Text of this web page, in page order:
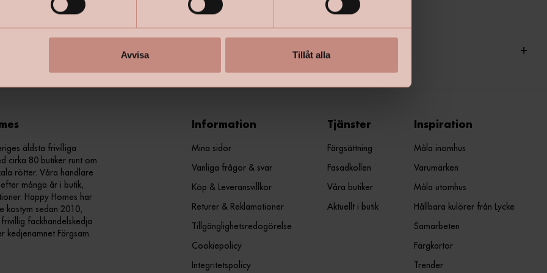
Avvisa Tillåt alla
Specifikationer +
äldsta frivilliga
cirka 80 butiker runt om
rötter. Våra handlare
många år i butik,
Happy Homes har
kostym sedan 2010,
fackhandelskedja
kedjenamnet Färgsam.
Information
Mina sidor
Vanliga frågor & svar
Köp & Leveransvillkor
Returer & Reklamationer
Tillgänglighetsredogörelse
Cookiepolicy
Integritetspolicy
Tjänster
Färgsättning
Fasadkollen
Våra butiker
Aktuellt i butik
Inspiration
Måla inomhus
Varumärken
Måla utomhus
Hållbara kulörer från Lycke
Samarbeten
Färgkartor
Trender